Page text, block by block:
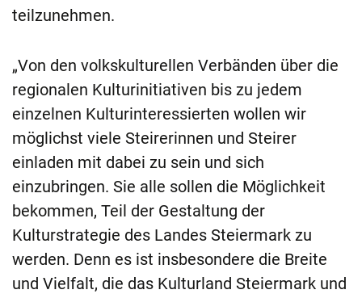
teilzunehmen.
„Von den volkskulturellen Verbänden über die
regionalen Kulturinitiativen bis zu jedem
einzelnen Kulturinteressierten wollen wir
möglichst viele Steirerinnen und Steirer
einladen mit dabei zu sein und sich
einzubringen. Sie alle sollen die Möglichkeit
bekommen, Teil der Gestaltung der
Kulturstrategie des Landes Steiermark zu
werden. Denn es ist insbesondere die Breite
und Vielfalt, die das Kulturland Steiermark und